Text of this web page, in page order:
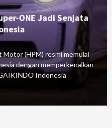
ONE Jadi Senjata
Motor (HPM) resmi memulai
dengan memperkenalkan
Indonesia